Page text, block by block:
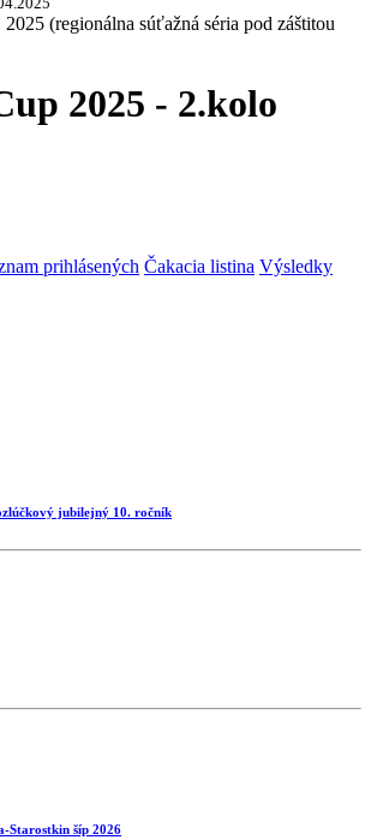
(regionálna súťažná séria pod záštitou
2025 - 2.kolo
prihlásených Čakacia listina Výsledky
jubilejný 10. ročník
Starostkin šíp 2026